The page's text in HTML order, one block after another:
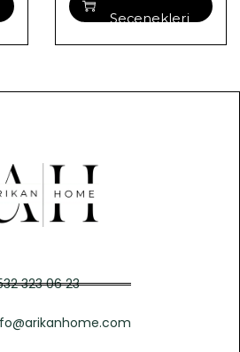
Seçenekleri
323 06 23